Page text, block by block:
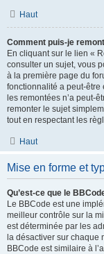
Haut
Comment puis-je
En cliquant sur le lien «
consulter un sujet, vous
à la première page du
fonctionnalité a peut-être
les remontées n’a peut-
remonter le sujet
tout en respectant les
Haut
Mise en forme et
Qu’est-ce que le
Le BBCode est une
meilleur contrôle sur la
est déterminée par les
la désactiver sur chaque
BBCode est similaire à